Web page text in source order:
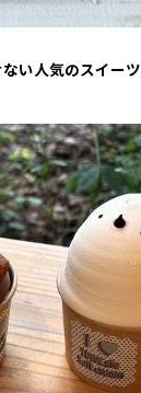
い人気のスイーツ